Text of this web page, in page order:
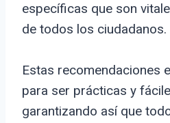
específicas que son
de todos los ciudadanos.
Estas recomendaciones
para ser prácticas y
garantizando así que